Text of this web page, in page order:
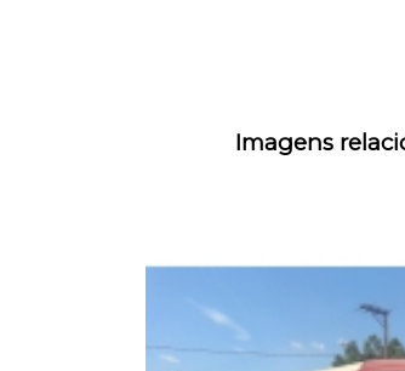
Imagens